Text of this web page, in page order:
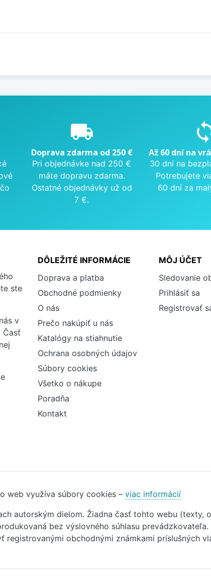
local_shipping
Doprava zdarma od 250 €
Pri objednávke nad 250 €
máte dopravu zdarma.
Ostatné objednávky už od
7 €.
Až 60 dní na
30 dní na
Potrebujete
60 dní za
ste
v
Časť
DÔLEŽITÉ INFORMÁCIE
Doprava a platba
Obchodné podmienky
O nás
Prečo nakúpiť u nás
Katalógy na stiahnutie
Ochrana osobných údajov
Súbory cookies
Všetko o nákupe
Poradňa
Kontakt
MÔJ ÚČET
Sledovanie
Prihlásiť sa
Registrovať
web využíva súbory cookies – viac informácií
autorským dielom. Žiadna časť tohto webu (texty,
bez výslovného súhlasu
registrovanými obchodnými známkami príslušných